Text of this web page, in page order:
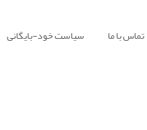
تماس با ما سیاست خود-بایگانی